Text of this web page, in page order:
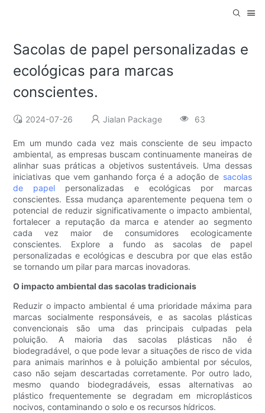
Sacolas de papel personalizadas e
ecológicas para marcas
conscientes.
2024-07-26 Jialan Package 63
Em um mundo cada vez mais consciente de seu impacto
ambiental, as empresas buscam continuamente maneiras de
alinhar suas práticas a objetivos sustentáveis. Uma dessas
iniciativas que vem ganhando força é a adoção de sacolas
de papel personalizadas e ecológicas por marcas
conscientes. Essa mudança aparentemente pequena tem o
potencial de reduzir significativamente o impacto ambiental,
fortalecer a reputação da marca e atender ao segmento
cada vez maior de consumidores ecologicamente
conscientes. Explore a fundo as sacolas de papel
personalizadas e ecológicas e descubra por que elas estão
se tornando um pilar para marcas inovadoras.
O impacto ambiental das sacolas tradicionais
Reduzir o impacto ambiental é uma prioridade máxima para
marcas socialmente responsáveis, e as sacolas plásticas
convencionais são uma das principais culpadas pela
poluição. A maioria das sacolas plásticas não é
biodegradável, o que pode levar a situações de risco de vida
para animais marinhos e à poluição ambiental por séculos,
caso não sejam descartadas corretamente. Por outro lado,
mesmo quando biodegradáveis, essas alternativas ao
plástico frequentemente se degradam em microplásticos
nocivos, contaminando o solo e os recursos hídricos.